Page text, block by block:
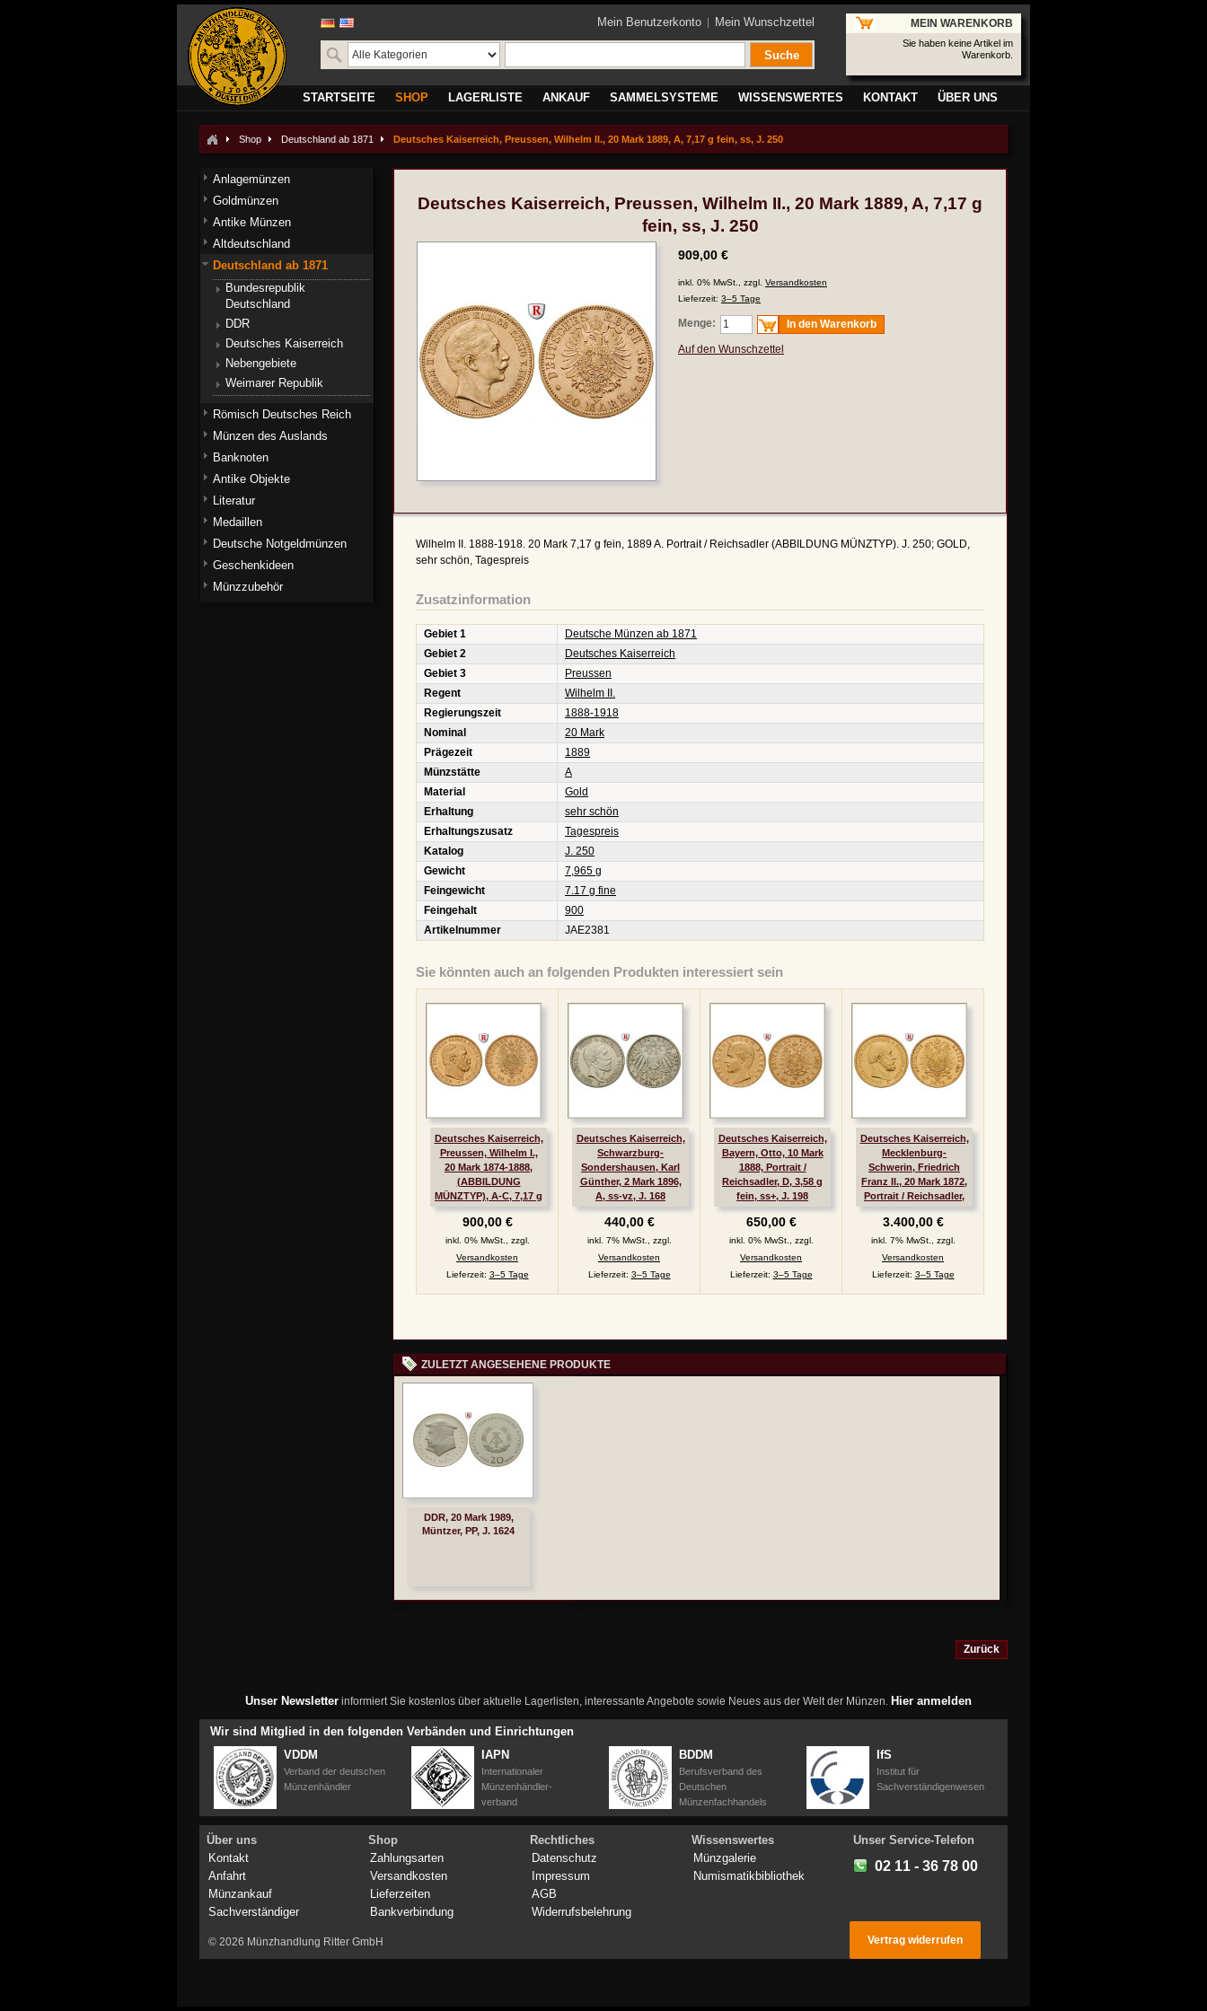
Mein Benutzerkonto Mein Wunschzettel
Suche
MEIN WARENKORB
Sie haben keine Artikel im
Warenkorb.
STARTSEITE SHOP LAGERLISTE ANKAUF SAMMELSYSTEME WISSENSWERTES KONTAKT ÜBER UNS
Shop Deutschland ab 1871 Deutsches Kaiserreich, Preussen, Wilhelm II., 20 Mark 1889, A, 7,17 g fein, ss, J. 250
Deutsches Kaiserreich, Preussen, Wilhelm II., 20 Mark 1889, A, 7,17 g
fein, ss, J. 250
909,00 €
inkl. 0% MwSt., zzgl. Versandkosten
Lieferzeit: 3–5 Tage
Menge:
In den Warenkorb
Auf den Wunschzettel
Wilhelm II. 1888-1918. 20 Mark 7,17 g fein, 1889 A. Portrait / Reichsadler (ABBILDUNG MÜNZTYP). J. 250; GOLD,
sehr schön, Tagespreis
Zusatzinformation
Gebiet 1
Deutsche Münzen ab 1871
Gebiet 2
Deutsches Kaiserreich
Gebiet 3
Preussen
Regent
Wilhelm II.
Regierungszeit
1888-1918
Nominal
20 Mark
Prägezeit
1889
Münzstätte
A
Material
Gold
Erhaltung
sehr schön
Erhaltungszusatz
Tagespreis
Katalog
J. 250
Gewicht
7,965 g
Feingewicht
7.17 g fine
Feingehalt
900
Artikelnummer
JAE2381
Sie könnten auch an folgenden Produkten interessiert sein
Deutsches Kaiserreich,
Preussen, Wilhelm I.,
20 Mark 1874-1888,
(ABBILDUNG
MÜNZTYP), A-C, 7,17 g
fein, ss, J. 246
900,00 €
inkl. 0% MwSt., zzgl.
Versandkosten
Lieferzeit: 3–5 Tage
Deutsches Kaiserreich,
Schwarzburg-
Sondershausen, Karl
Günther, 2 Mark 1896,
A, ss-vz, J. 168
440,00 €
inkl. 7% MwSt., zzgl.
Versandkosten
Lieferzeit: 3–5 Tage
Deutsches Kaiserreich,
Bayern, Otto, 10 Mark
1888, Portrait /
Reichsadler, D, 3,58 g
fein, ss+, J. 198
650,00 €
inkl. 0% MwSt., zzgl.
Versandkosten
Lieferzeit: 3–5 Tage
Deutsches Kaiserreich,
Mecklenburg-
Schwerin, Friedrich
Franz II., 20 Mark 1872,
Portrait / Reichsadler,
A, 7,17 g fein, vz/vz-st,
J. 230
3.400,00 €
inkl. 7% MwSt., zzgl.
Versandkosten
Lieferzeit: 3–5 Tage
ZULETZT ANGESEHENE PRODUKTE
DDR, 20 Mark 1989,
Müntzer, PP, J. 1624
Zurück
Anlagemünzen
Goldmünzen
Antike Münzen
Altdeutschland
Deutschland ab 1871
Bundesrepublik
Deutschland
DDR
Deutsches Kaiserreich
Nebengebiete
Weimarer Republik
Römisch Deutsches Reich
Münzen des Auslands
Banknoten
Antike Objekte
Literatur
Medaillen
Deutsche Notgeldmünzen
Geschenkideen
Münzzubehör
Unser Newsletterinformiert Sie kostenlos über aktuelle Lagerlisten, interessante Angebote sowie Neues aus der Welt der Münzen. Hier anmelden
Wir sind Mitglied in den folgenden Verbänden und Einrichtungen
VDDM
Verband der deutschen
Münzenhändler
IAPN
Internationaler
Münzenhändler-
verband
BDDM
Berufsverband des
Deutschen
Münzenfachhandels
IfS
Institut für
Sachverständigenwesen
Über uns
Kontakt
Anfahrt
Münzankauf
Sachverständiger
Shop
Zahlungsarten
Versandkosten
Lieferzeiten
Bankverbindung
Rechtliches
Datenschutz
Impressum
AGB
Widerrufsbelehrung
Wissenswertes
Münzgalerie
Numismatikbibliothek
Unser Service-Telefon
02 11 - 36 78 00
© 2026 Münzhandlung Ritter GmbH Vertrag widerrufen